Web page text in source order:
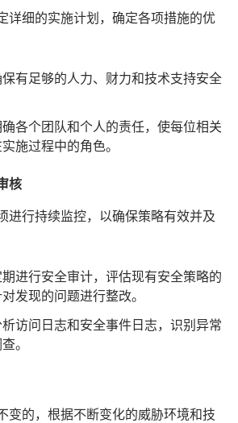
详细的实施计划，确定各项措施的优
保有足够的人力、财力和技术支持安全
确各个团队和个人的责任，使每位相关
施过程中的角色。
核
进行持续监控，以确保策略有效并及
期进行安全审计，评估现有安全策略的
发现的问题进行整改。
析访问日志和安全事件日志，识别异常
。
变的，根据不断变化的威胁环境和技